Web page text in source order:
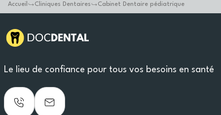
Accueil Cliniques Dentaires Cabinet Dentaire pédiatrique
Le lieu de confiance pour tous vos besoins en santé